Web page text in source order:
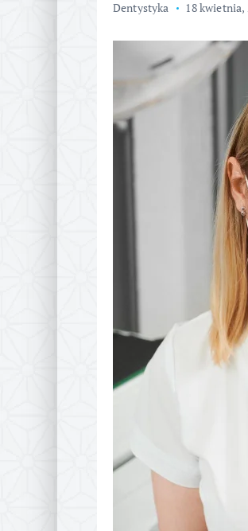
Dentystyka 18 kwietnia,